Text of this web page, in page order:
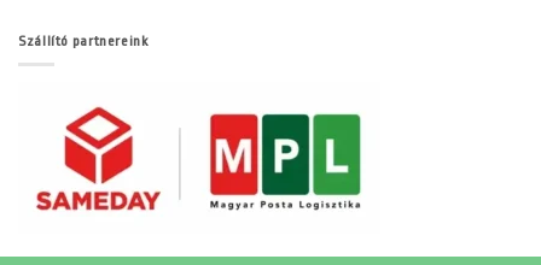
Szállító partnereink